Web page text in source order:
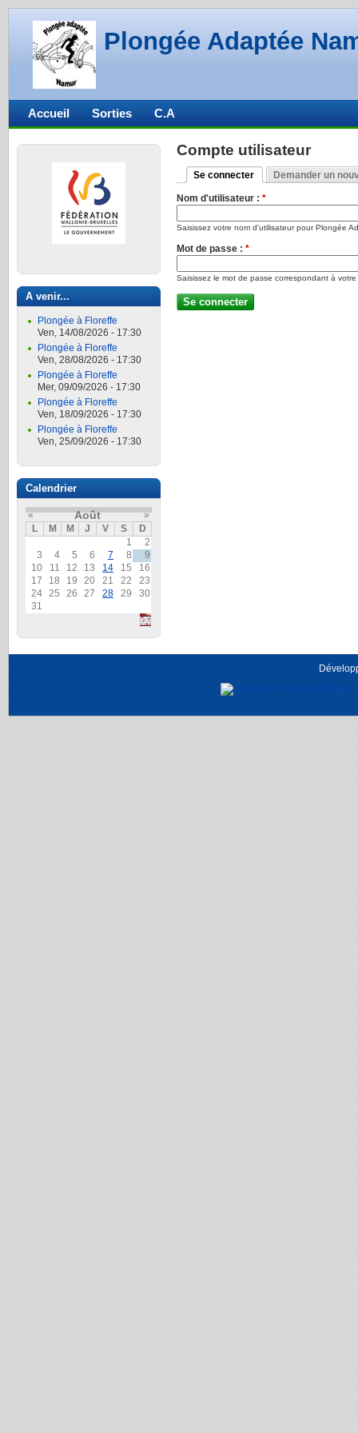
Plongée Adaptée
Compte utilisateur
Se connecter Demander un
Nom d'utilisateur : *
Saisissez votre nom d'utilisateur pour Plongée
Mot de passe : *
Saisissez le mot de passe correspondant à
Accueil Sorties C.A
A venir...
Plongée à Floreffe
Ven, 14/08/2026 - 17:30
Plongée à Floreffe
Ven, 28/08/2026 - 17:30
Plongée à Floreffe
Mer, 09/09/2026 - 17:30
Plongée à Floreffe
Ven, 18/09/2026 - 17:30
Plongée à Floreffe
Ven, 25/09/2026 - 17:30
Calendrier
« Août
»
L
M M J V S
D
1
2
3
4 5 6 7 8
9
10
11 12 13 14 15
16
17
18 19 20 21 22
23
24 25 26 27 28 29
30
31